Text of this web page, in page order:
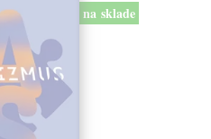
na sklade